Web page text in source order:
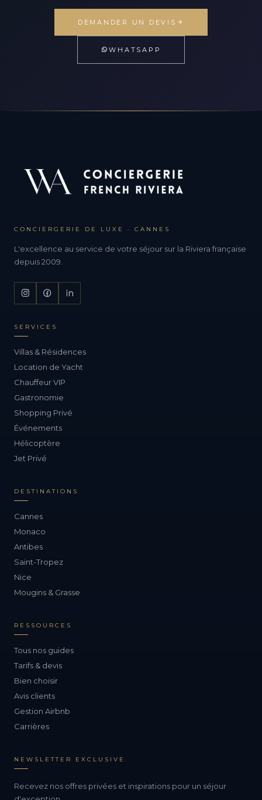
DEMANDER UN DEVIS
WHATSAPP
CONCIERGERIE DE LUXE · CANNES
L'excellence au service de votre séjour sur la Riviera française
depuis 2009.
SERVICES
Villas & Résidences
Location de Yacht
Chauffeur VIP
Gastronomie
Shopping Privé
Événements
Hélicoptère
Jet Privé
DESTINATIONS
Cannes
Monaco
Antibes
Saint-Tropez
Nice
Mougins & Grasse
RESSOURCES
Tous nos guides
Tarifs & devis
Bien choisir
Avis clients
Gestion Airbnb
Carrières
NEWSLETTER EXCLUSIVE
Recevez nos offres privées et inspirations pour un séjour